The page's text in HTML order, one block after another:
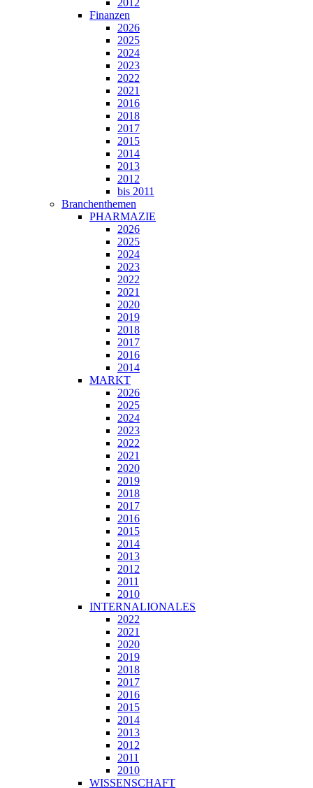
2012
Finanzen
2026
2025
2024
2023
2022
2021
2016
2018
2017
2015
2014
2013
2012
bis 2011
Branchenthemen
PHARMAZIE
2026
2025
2024
2023
2022
2021
2020
2019
2018
2017
2016
2014
MARKT
2026
2025
2024
2023
2022
2021
2020
2019
2018
2017
2016
2015
2014
2013
2012
2011
2010
INTERNALIONALES
2022
2021
2020
2019
2018
2017
2016
2015
2014
2013
2012
2011
2010
WISSENSCHAFT